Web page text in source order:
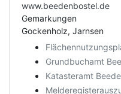
www.beedenbostel.de
Gemarkungen
Gockenholz, Jarnsen
Grundbuchamt
Katasteramt